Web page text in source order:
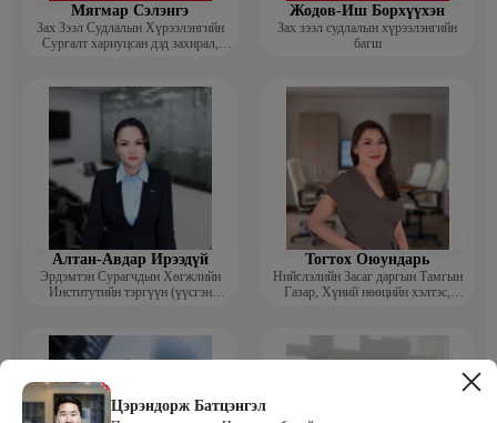
Цэрэндорж Батцэнгэл
Мягмар Сэлэнгэ
Зах Зээл Судлалын Хүрээлэнгийн
Сургалт хариуцсан дэд захирал,
Жодов-Иш Борхүүхэн
Зах зээл судлалын хүрээлэнгийн
багш
Алтан-Авдар Ирээдүй
Эрдэмтэн Сурагчдын Хөгжлийн
Институтийн тэргүүн (үүсгэн
Тогтох Оюундарь
Нийслэлийн Засаг даргын Тамгын
Газар, Хүний нөөцийн хэлтэс,